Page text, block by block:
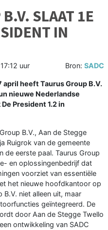
SLAAT 1E
IN
uur Bron: SADC
april heeft Taurus Group B.V.
nieuwe Nederlandse
President 1.2 in
B.V., Aan de Stegge
Ruigrok van de gemeente
de eerste paal. Taurus Group
en oplossingenbedrijf dat
voorziet van essentiële
het nieuwe hoofdkantoor op
B.V. niet alleen uit, maar
geïntegreerd. De
door Aan de Stegge Twello
ontwikkeling van SADC